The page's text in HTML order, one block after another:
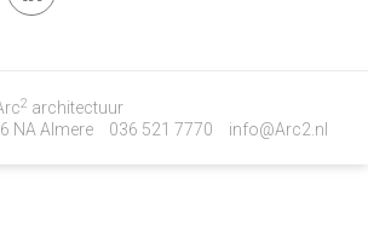
2 architectuur
NA Almere
036 521 7770 info@Arc2.nl